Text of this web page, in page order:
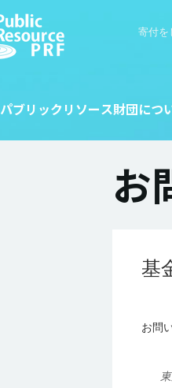
寄付を
パブリックリソース財団につ
お
基
お問